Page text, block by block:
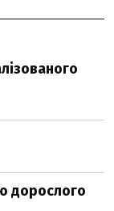
дорослого